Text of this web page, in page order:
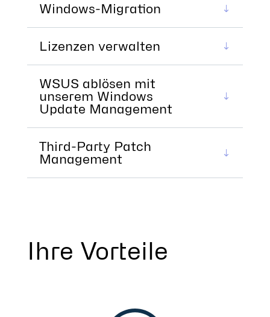
Windows-Migration
Lizenzen verwalten
WSUS ablösen mit
unserem Windows
Update Management
Third-Party Patch
Management
Ihre Vorteile